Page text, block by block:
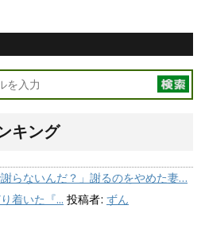
キング
謝らないんだ？」謝るのをやめた妻…
着いた『... 投稿者: ずん